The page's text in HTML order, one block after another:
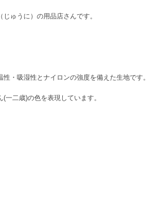
ゅうに）の用品店さんです。
・吸湿性とナイロンの強度を備えた生地です。
二歳)の色を表現しています。